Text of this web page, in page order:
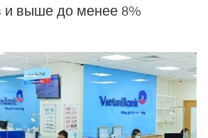
и выше до менее 8%